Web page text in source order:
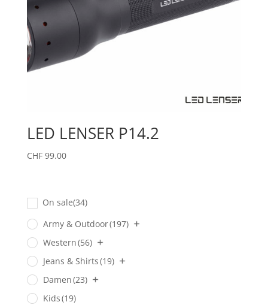
LED LENSER P14.2
CHF99.00
On sale(34)
Army & Outdoor(197)
Western(56)
Jeans & Shirts(19)
Damen(23)
Kids(19)